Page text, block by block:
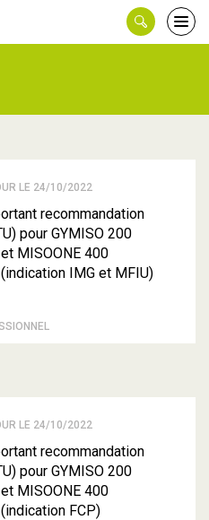
le
LE 24/10/2022
recommandation
pour GYMISO 200
MISOONE 400
IMG et MFIU)
LE 24/10/2022
recommandation
pour GYMISO 200
MISOONE 400
FCP)